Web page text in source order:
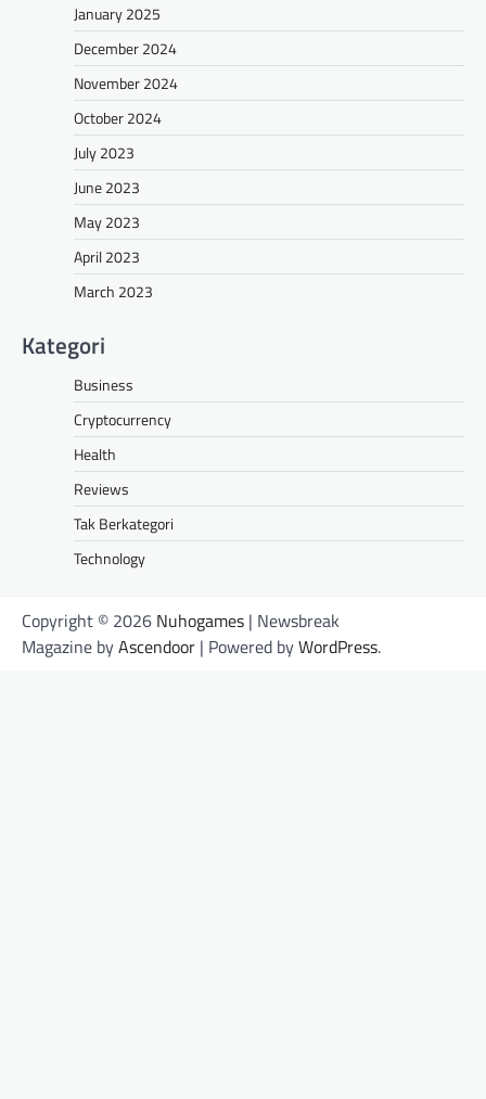
January 2025
December 2024
November 2024
October 2024
July 2023
June 2023
May 2023
April 2023
March 2023
Kategori
Business
Cryptocurrency
Health
Reviews
Tak Berkategori
Technology
Copyright © 2026 Nuhogames | Newsbreak
Magazine byAscendoor | Powered byWordPress.